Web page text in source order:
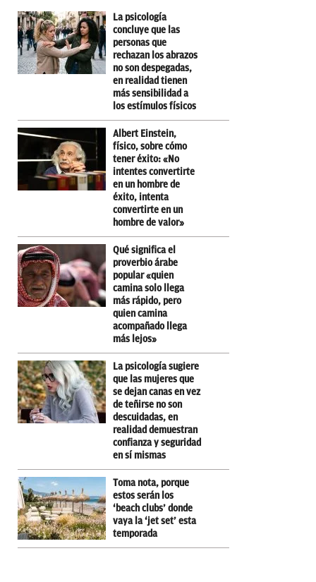
La psicología
concluye que las
personas que
rechazan los abrazos
no son despegadas,
en realidad tienen
más sensibilidad a
los estímulos físicos
Albert Einstein,
físico, sobre cómo
tener éxito: «No
intentes convertirte
en un hombre de
éxito, intenta
convertirte en un
hombre de valor»
Qué significa el
proverbio árabe
popular «quien
camina solo llega
más rápido, pero
quien camina
acompañado llega
más lejos»
La psicología sugiere
que las mujeres que
se dejan canas en vez
de teñirse no son
descuidadas, en
realidad demuestran
confianza y seguridad
en sí mismas
Toma nota, porque
estos serán los
‘beach clubs’ donde
vaya la ‘jet set’ esta
temporada